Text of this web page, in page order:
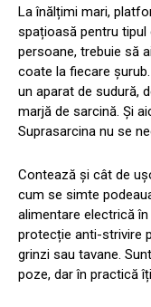
La înălțimi mari,
spațioasă pentru tipul
persoane, trebuie să
coate la fiecare
un aparat de sudură,
marjă de sarcină. Și
Suprasarcina nu se
Contează și cât de
cum se simte
alimentare electrică
protecție anti-strivire
grinzi sau tavane.
poze, dar în practică